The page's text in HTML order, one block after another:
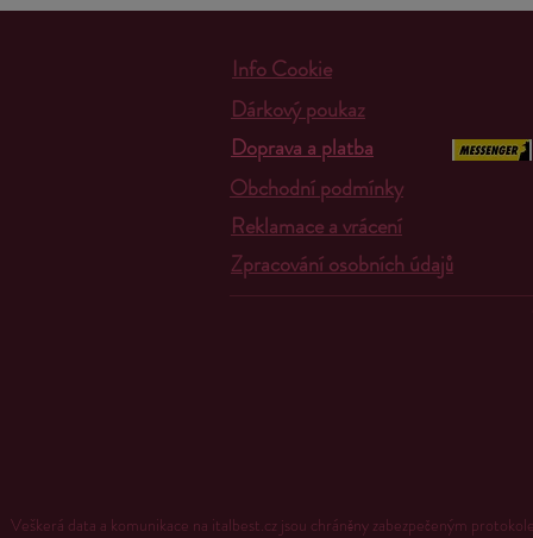
Info Cookie
Doprava a platba
Obchodní podmínky
Zpracování osobních údajů
Reklamace a vrácení
Dárkový poukaz
Veškerá data a komunikace na italbest.cz jsou chráněny zabezpečeným